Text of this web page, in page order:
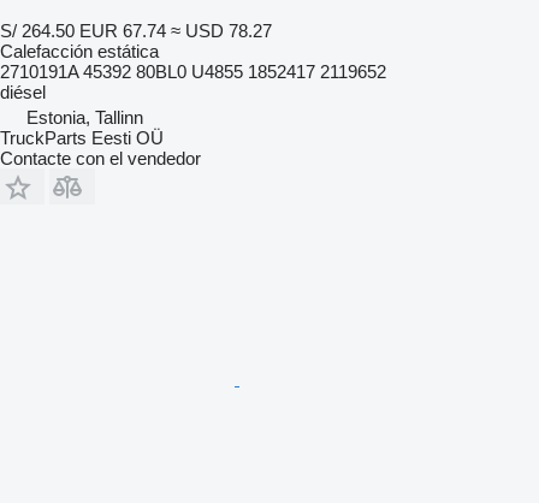
S/ 264.50 EUR 67.74 ≈ USD 78.27
Calefacción estática
2710191A 45392 80BL0 U4855 1852417 2119652
diésel
Estonia, Tallinn
TruckParts Eesti OÜ
Contacte con el vendedor